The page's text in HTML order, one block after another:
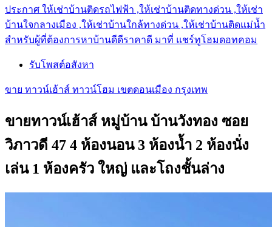
ประกาศ ให้เช่าบ้านติดรถไฟฟ้า ,ให้เช่าบ้านติดทางด่วน ,ให้เช่า
บ้านใจกลางเมือง ,ให้เช่าบ้านใกล้ทางด่วน ,ให้เช่าบ้านติดแม่น้ำ
สำหรับผู้ที่ต้องการหาบ้านดีดีราคาดี มาที่ แชร์ทูโฮมดอทคอม
รับโพสต์อสังหา
ขาย ทาวน์เฮ้าส์ ทาวน์โฮม เขตดอนเมือง กรุงเทพ
ขายทาวน์เฮ้าส์ หมู่บ้าน บ้านวังทอง ซอย
วิภาวดี 47 4 ห้องนอน 3 ห้องน้ำ 2 ห้องนั่ง
เล่น 1 ห้องครัว ใหญ่ และโถงชั้นล่าง